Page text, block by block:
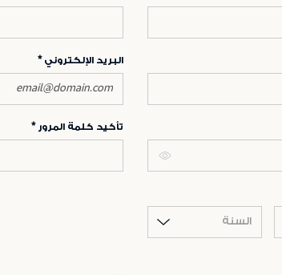
البريد الإلكتروني
تأكيد كلمة المرور
السنة